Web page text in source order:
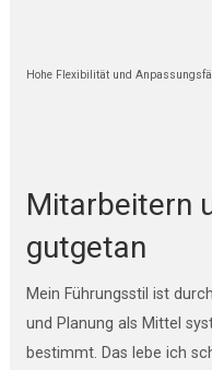
Hohe Flexibilität und
Mitarbeitern
gutgetan
Mein Führungsstil ist
und Planung als Mittel
bestimmt. Das lebe ich